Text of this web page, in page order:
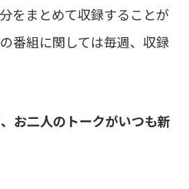
をまとめて収録することが
番組に関しては毎週、収録
、お二人のトークがいつも新